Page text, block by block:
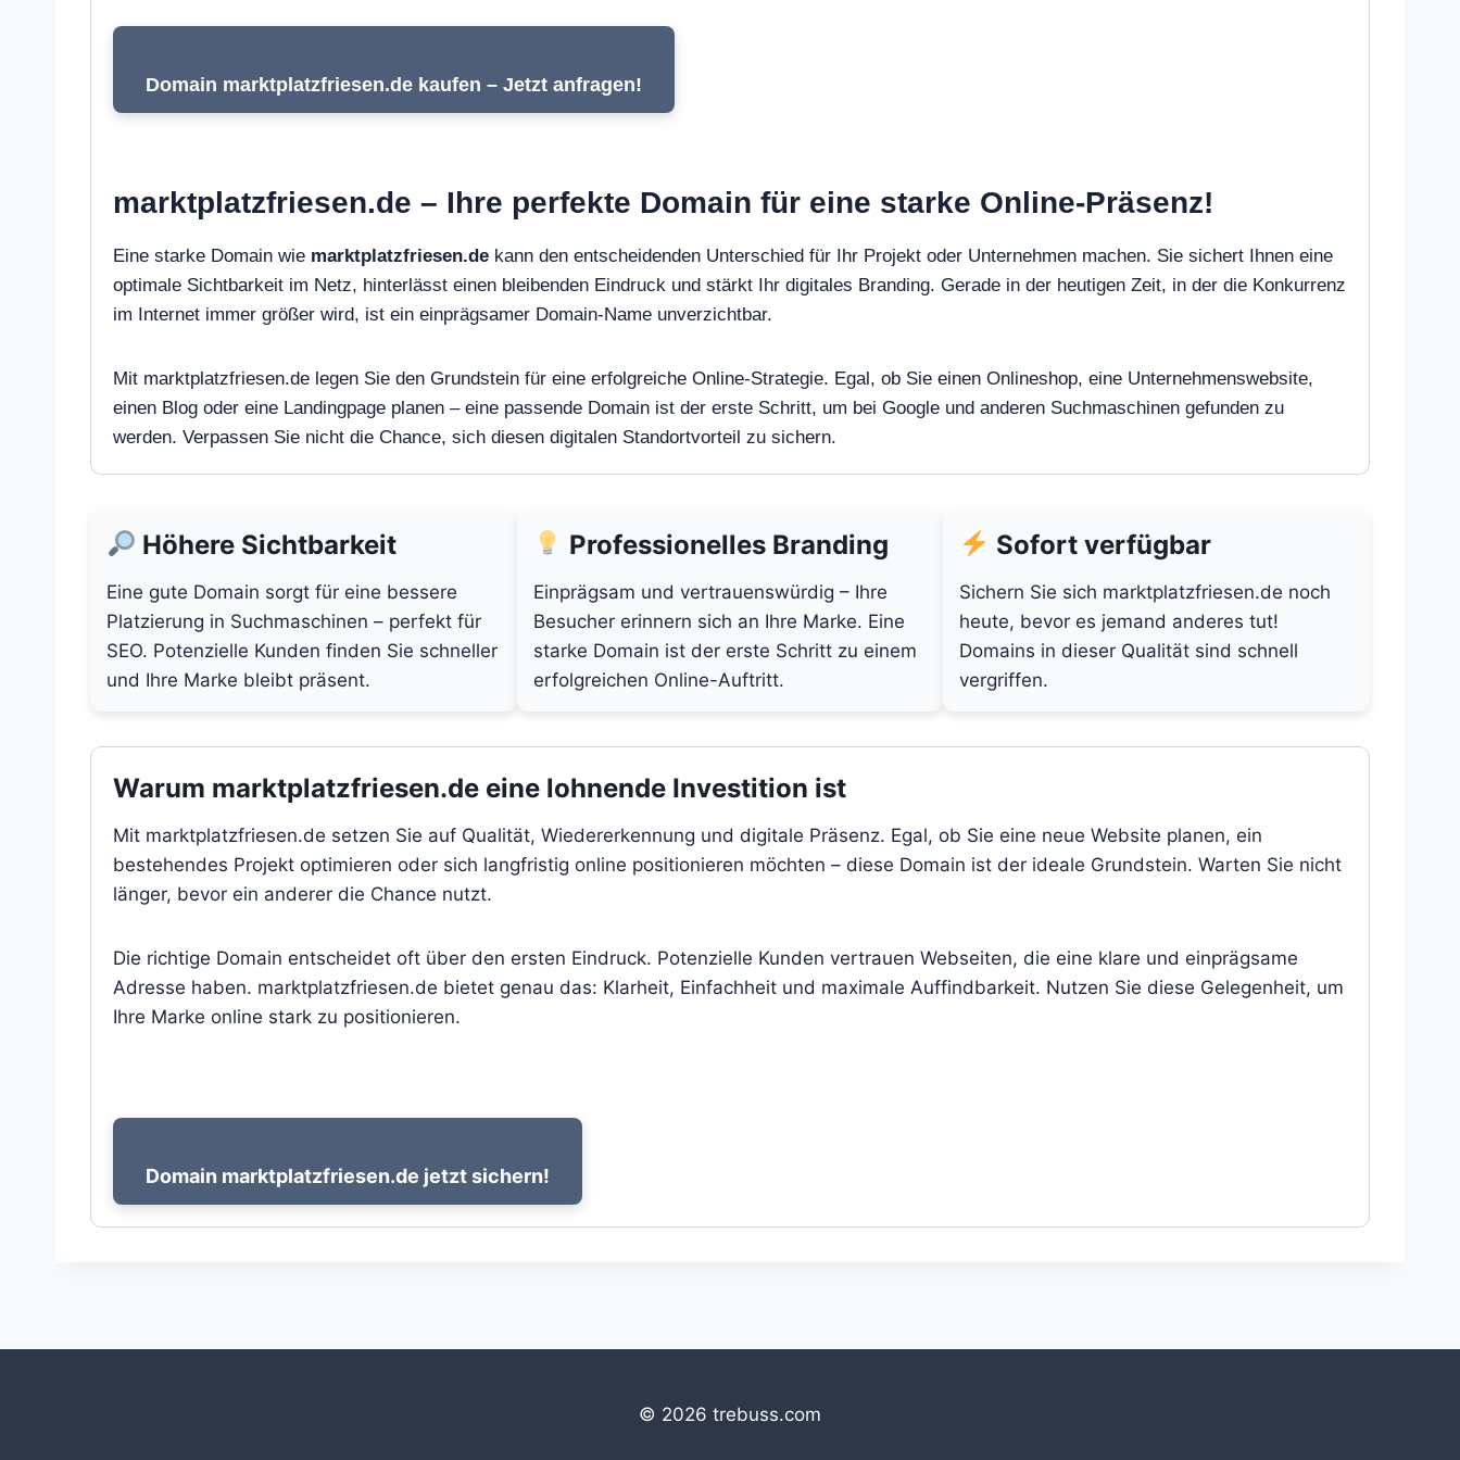
Domain marktplatzfriesen.de kaufen – Jetzt anfragen!
marktplatzfriesen.de – Ihre perfekte Domain für eine starke Online-Präsenz!
Eine starke Domain wie marktplatzfriesen.de kann den entscheidenden Unterschied für Ihr Projekt oder Unternehmen machen. Sie sichert Ihnen eine
optimale Sichtbarkeit im Netz, hinterlässt einen bleibenden Eindruck und stärkt Ihr digitales Branding. Gerade in der heutigen Zeit, in der die Konkurrenz
im Internet immer größer wird, ist ein einprägsamer Domain-Name unverzichtbar.
Mit marktplatzfriesen.de legen Sie den Grundstein für eine erfolgreiche Online-Strategie. Egal, ob Sie einen Onlineshop, eine Unternehmenswebsite,
einen Blog oder eine Landingpage planen – eine passende Domain ist der erste Schritt, um bei Google und anderen Suchmaschinen gefunden zu
werden. Verpassen Sie nicht die Chance, sich diesen digitalen Standortvorteil zu sichern.
Höhere Sichtbarkeit
Eine gute Domain sorgt für eine bessere
Platzierung in Suchmaschinen – perfekt für
SEO. Potenzielle Kunden finden Sie schneller
und Ihre Marke bleibt präsent.
Professionelles Branding
Einprägsam und vertrauenswürdig – Ihre
Besucher erinnern sich an Ihre Marke. Eine
starke Domain ist der erste Schritt zu einem
erfolgreichen Online-Auftritt.
Sofort verfügbar
Sichern Sie sich marktplatzfriesen.de noch
heute, bevor es jemand anderes tut!
Domains in dieser Qualität sind schnell
vergriffen.
Warum marktplatzfriesen.de eine lohnende Investition ist
Mit marktplatzfriesen.de setzen Sie auf Qualität, Wiedererkennung und digitale Präsenz. Egal, ob Sie eine neue Website planen, ein
bestehendes Projekt optimieren oder sich langfristig online positionieren möchten – diese Domain ist der ideale Grundstein. Warten Sie nicht
länger, bevor ein anderer die Chance nutzt.
Die richtige Domain entscheidet oft über den ersten Eindruck. Potenzielle Kunden vertrauen Webseiten, die eine klare und einprägsame
Adresse haben. marktplatzfriesen.de bietet genau das: Klarheit, Einfachheit und maximale Auffindbarkeit. Nutzen Sie diese Gelegenheit, um
Ihre Marke online stark zu positionieren.
Domain marktplatzfriesen.de jetzt sichern!
© 2026 trebuss.com